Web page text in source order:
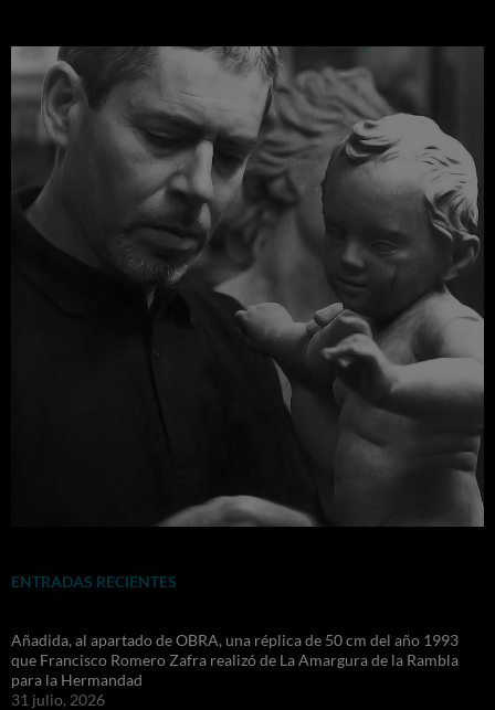
ENTRADAS RECIENTES
Añadida, al apartado de OBRA, una réplica de 50 cm del año 1993
que Francisco Romero Zafra realizó de La Amargura de la Rambla
para la Hermandad
31 julio, 2026